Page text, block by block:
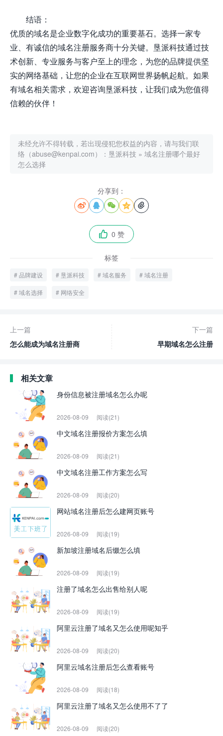
结语：
优质的域名是企业数字化成功的重要基石。选择一家专
业、有诚信的域名注册服务商十分关键。垦派科技通过技
术创新、专业服务与客户至上的理念，为您的品牌提供坚
实的网络基础，让您的企业在互联网世界扬帆起航。如果
有域名相关需求，欢迎咨询垦派科技，让我们成为您值得
信赖的伙伴！
未经允许不得转载，若出现侵犯您权益的内容，请与我们联
络（abuse@kenpai.com）： 垦派科技 » 域名注册哪个最好
怎么选择
分享到：
    
 0 赞
标签
品牌建设 垦派科技 域名服务 域名注册
域名选择 网络安全
上一篇
怎么能成为域名注册商
下一篇
早期域名怎么注册
相关文章
身份信息被注册域名怎么办呢
2026-08-09 阅读(21)
中文域名注册报价方案怎么填
2026-08-09 阅读(21)
中文域名注册工作方案怎么写
2026-08-09 阅读(20)
网站域名注册后怎么建网页账号
2026-08-09 阅读(19)
新加坡注册域名后缀怎么填
2026-08-09 阅读(19)
注册了域名怎么出售给别人呢
2026-08-09 阅读(19)
阿里云注册了域名又怎么使用呢知乎
2026-08-09 阅读(20)
阿里云域名注册后怎么查看账号
2026-08-09 阅读(18)
阿里云注册了域名又怎么使用不了了
2026-08-09 阅读(20)